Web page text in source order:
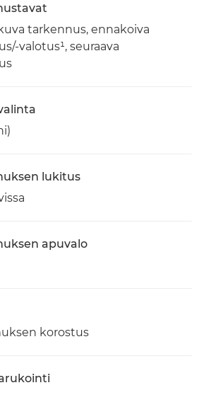
tarkennus, ennakoiva
valotus¹, seuraava
lukitus
apuvalo
korostus